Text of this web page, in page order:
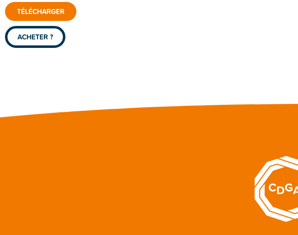
TÉLÉCHARGER
ACHETER ?